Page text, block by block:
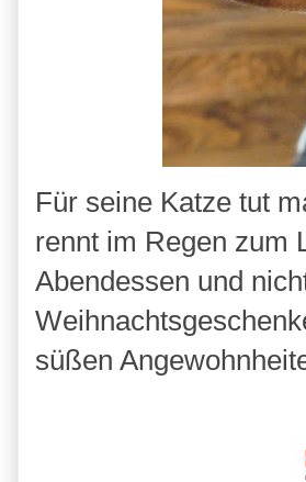
Für seine Katze tut
rennt im Regen zum
Abendessen und
süßen